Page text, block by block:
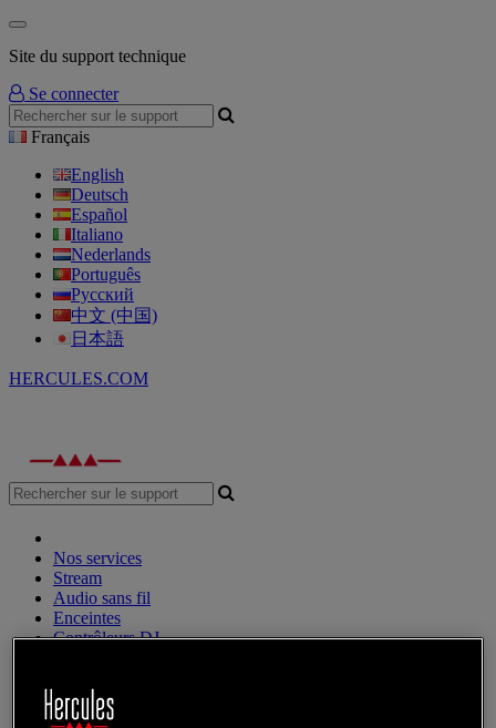
Site du support technique
Se connecter
Français
English
Deutsch
Español
Italiano
Nederlands
Português
Русский
中文 (中国)
日本語
HERCULES.COM
Nos services
Stream
Audio sans fil
Enceintes
Contrôleurs DJ
Ancienne collection
Webcams